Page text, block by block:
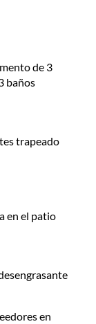
de 3
baños
trapeado
en el patio
en